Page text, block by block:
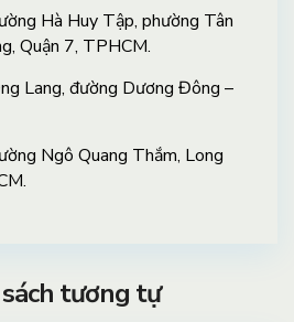
Hà Huy Tập, phường Tân
Quận 7, TPHCM.
Lang, đường Dương Đông –
Ngô Quang Thắm, Long
tương tự